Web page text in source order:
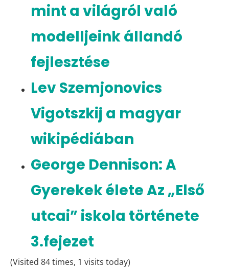
mint a világról való
modelljeink állandó
fejlesztése
Lev Szemjonovics
Vigotszkij a magyar
wikipédiában
George Dennison: A
Gyerekek élete Az „Első
utcai” iskola története
3.fejezet
(Visited 84 times, 1 visits today)